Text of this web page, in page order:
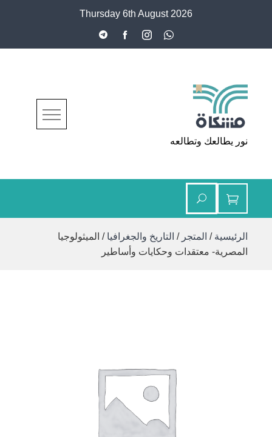
Thursday 6th August 2026
مشكاة
نور يطالعك وتطالعه
الرئيسية / المتجر / التاريخ والجغرافيا / الميثولوجيا
المصرية- معتقدات وحكايات وأساطير